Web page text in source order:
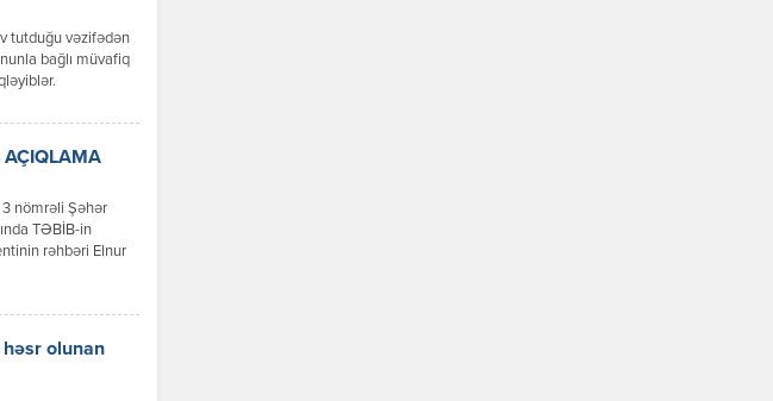
tutduğu vəzifədən
bağlı müvafiq
AÇIQLAMA
3 nömrəli Şəhər
TƏBİB-in
rəhbəri Elnur
cı ildə inşa
həsr olunan